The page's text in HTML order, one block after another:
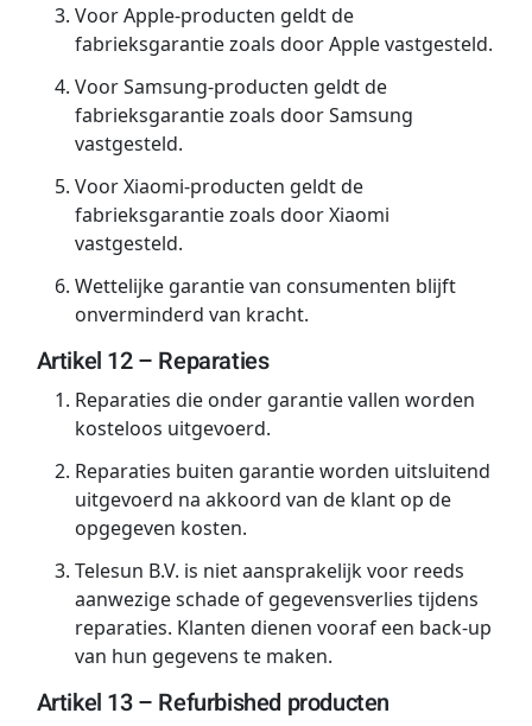
Voor Apple-producten geldt de
fabrieksgarantie zoals door Apple vastgesteld.
Voor Samsung-producten geldt de
fabrieksgarantie zoals door Samsung
vastgesteld.
Voor Xiaomi-producten geldt de
fabrieksgarantie zoals door Xiaomi
vastgesteld.
Wettelijke garantie van consumenten blijft
onverminderd van kracht.
Artikel 12 – Reparaties
Reparaties die onder garantie vallen worden
kosteloos uitgevoerd.
Reparaties buiten garantie worden uitsluitend
uitgevoerd na akkoord van de klant op de
opgegeven kosten.
Telesun B.V. is niet aansprakelijk voor reeds
aanwezige schade of gegevensverlies tijdens
reparaties. Klanten dienen vooraf een back-up
van hun gegevens te maken.
Artikel 13 – Refurbished producten